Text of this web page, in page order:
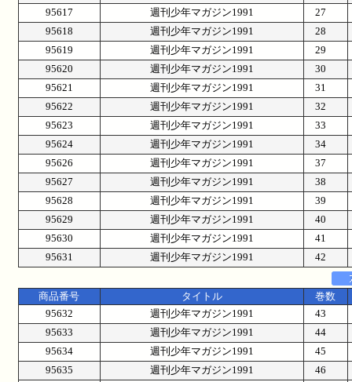
95617
週刊少年マガジン1991
27
95618
週刊少年マガジン1991
28
95619
週刊少年マガジン1991
29
95620
週刊少年マガジン1991
30
95621
週刊少年マガジン1991
31
95622
週刊少年マガジン1991
32
95623
週刊少年マガジン1991
33
95624
週刊少年マガジン1991
34
95626
週刊少年マガジン1991
37
95627
週刊少年マガジン1991
38
95628
週刊少年マガジン1991
39
95629
週刊少年マガジン1991
40
95630
週刊少年マガジン1991
41
95631
週刊少年マガジン1991 42
商品番号 タイトル
巻数
95632
週刊少年マガジン1991
43
95633
週刊少年マガジン1991
44
95634
週刊少年マガジン1991
45
95635
週刊少年マガジン1991
46